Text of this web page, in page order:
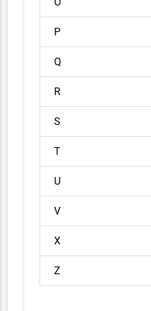
P
Q
R
S
T
U
V
X
Z